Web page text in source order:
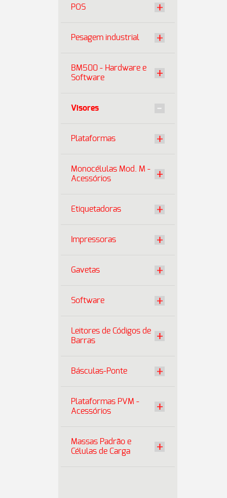
POS
Pesagem industrial
BM500 - Hardware e
Software
Visores
Plataformas
Monocélulas Mod. M -
Acessórios
Etiquetadoras
Impressoras
Gavetas
Software
Leitores de Códigos de
Barras
Básculas-Ponte
Plataformas PVM -
Acessórios
Massas Padrão e
Células de Carga